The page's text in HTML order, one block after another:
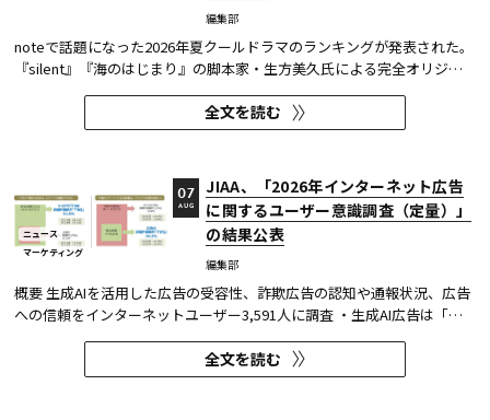
編集部
noteで話題になった2026年夏クールドラマのランキングが発表された。
『silent』『海のはじまり』の脚本家・生方美久氏による完全オリジナ
ル作品で、蒼井優が18年ぶりに地上波連続ドラマの主演を務めた『Tシ
ャツが乾くまで』が第1位に輝いた。 また今回、Netflixの『ガス人間』
が3位にランクイン。春クールの『九条の大罪』に続き、2クール...
全文を読む
ニュース
マーケティング
JIAA、「2026年インターネット広告
に関するユーザー意識調査（定量）」
の結果公表
編集部
07
AUG
概要 生成AIを活用した広告の受容性、詐欺広告の認知や通報状況、広告
への信頼をインターネットユーザー3,591人に調査 ・生成AI広告は「条
件が整えば活用してよい」が52.0%。AI活用の明示や権利処理など、透
明性への配慮が受容の前提になる。 ・詐欺広告は各タイプとも70％の認
知があり、過去1年以内の接触経験は10～20％台。一方、通報経...
全文を読む